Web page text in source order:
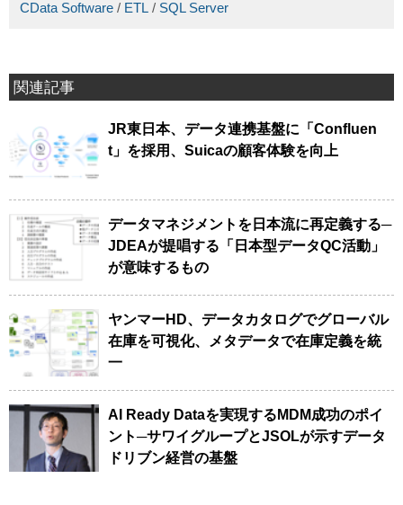
CData Software / ETL / SQL Server
関連記事
JR東日本、データ連携基盤に「Confluen
t」を採用、Suicaの顧客体験を向上
データマネジメントを日本流に再定義する─
JDEAが提唱する「日本型データQC活動」
が意味するもの
ヤンマーHD、データカタログでグローバル
在庫を可視化、メタデータで在庫定義を統
一
AI Ready Dataを実現するMDM成功のポイ
ント─サワイグループとJSOLが示すデータ
ドリブン経営の基盤